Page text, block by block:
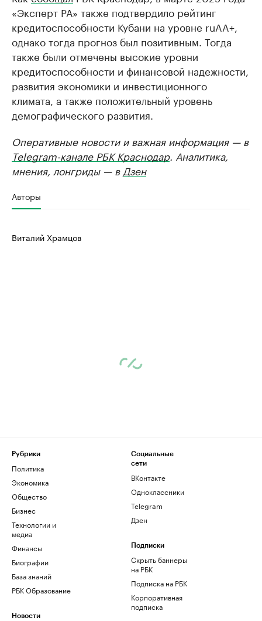
«Эксперт РА» также подтвердило рейтинг
кредитоспособности Кубани на уровне ruAA+,
однако тогда прогноз был позитивным. Тогда
также были отмечены высокие уровни
кредитоспособности и финансовой надежности,
развития экономики и инвестиционного
климата, а также положительный уровень
демографического развития.
Оперативные новости и важная информация — в
Telegram-канале РБК Краснодар. Аналитика,
мнения, лонгриды — в Дзен
Авторы
Виталий Храмцов
Рубрики
Политика
Экономика
Общество
Бизнес
Технологии и
медиа
Финансы
Биографии
База знаний
РБК Образование
Новости
Социальные
сети
ВКонтакте
Одноклассники
Telegram
Дзен
Подписки
Скрыть баннеры
на РБК
Подписка на РБК
Корпоративная
подписка